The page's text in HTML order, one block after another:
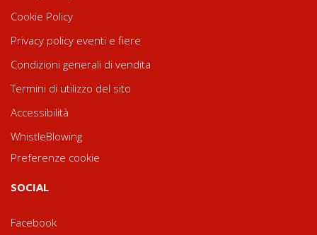
Cookie Policy
Privacy policy eventi e fiere
Condizioni generali di vendita
Termini di utilizzo del sito
Accessibilità
WhistleBlowing
Preferenze cookie
SOCIAL
Facebook